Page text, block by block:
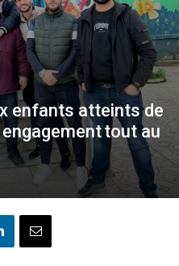
enfants atteints de
tout au